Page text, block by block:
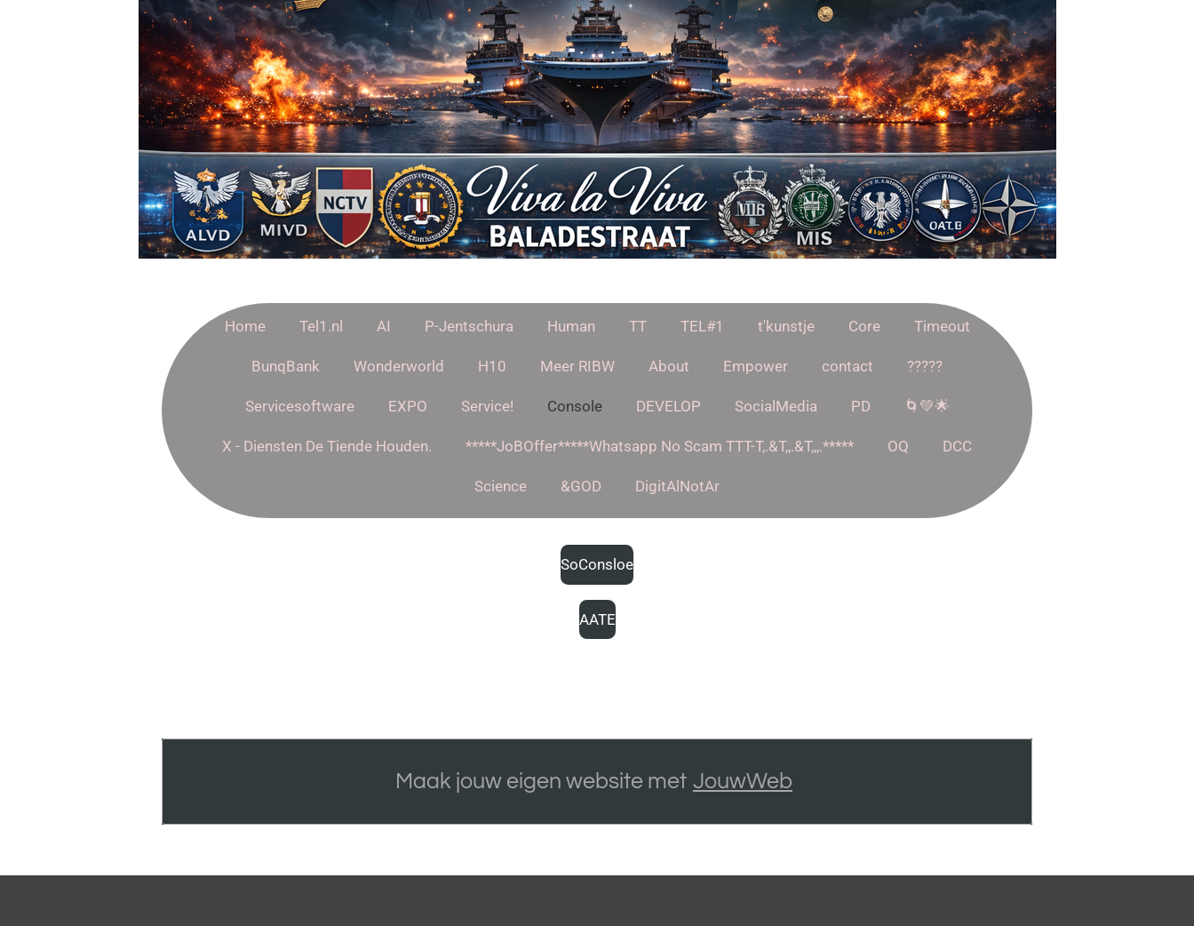
Home Tel1.nl AI P-Jentschura Human TT TEL#1 t'kunstje Core Timeout
BunqBank Wonderworld H10 Meer RIBW About Empower contact ?????
Servicesoftware EXPO Service! Console DEVELOP SocialMedia PD 🌀💚🌟
X - Diensten De Tiende Houden. *****JoBOffer*****Whatsapp No Scam TTT-T,.&T,,.&T,,,.***** OQ DCC
Science &GOD DigitAlNotAr
SoConsloe
AATE
Maak jouw eigen website met JouwWeb